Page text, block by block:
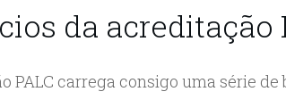
da acreditação
PALC carrega consigo uma série